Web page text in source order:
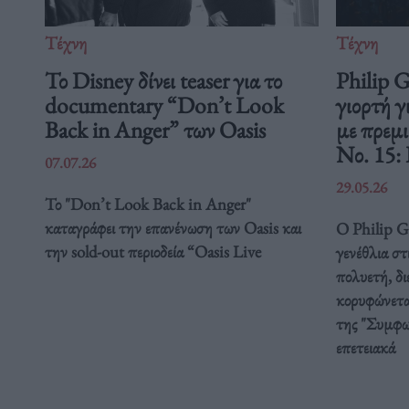
Τέχνη
Το Disney δίνει teaser για το
documentary “Don’t Look
Back in Anger” των Oasis
07.07.26
Το "Don’t Look Back in Anger"
καταγράφει την επανένωση των Oasis και
την sold-out περιοδεία “Oasis Live
Τέχνη
Philip
γιορτή
με
Νο. 15:
29.05.26
Ο Philip
γενέθλια
πολυετή,
της
επετειακά